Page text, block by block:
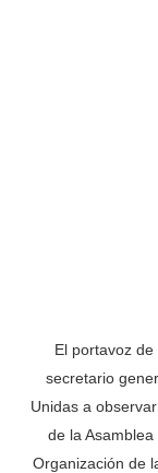
El portavoz
secretario
Unidas a
de la
Organización de